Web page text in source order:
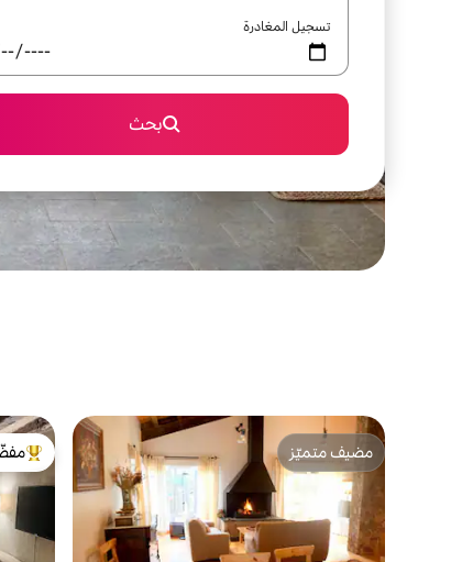
تسجيل المغادرة
بحث
مضيف متميّز
مضيف متميّز
من